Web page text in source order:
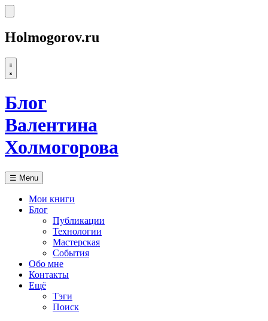
Holmogorov.ru
Блог
Валентина
Холмогорова
☰ Menu
Мои книги
Блог
Публикации
Технологии
Мастерская
События
Обо мне
Контакты
Ещё
Тэги
Поиск